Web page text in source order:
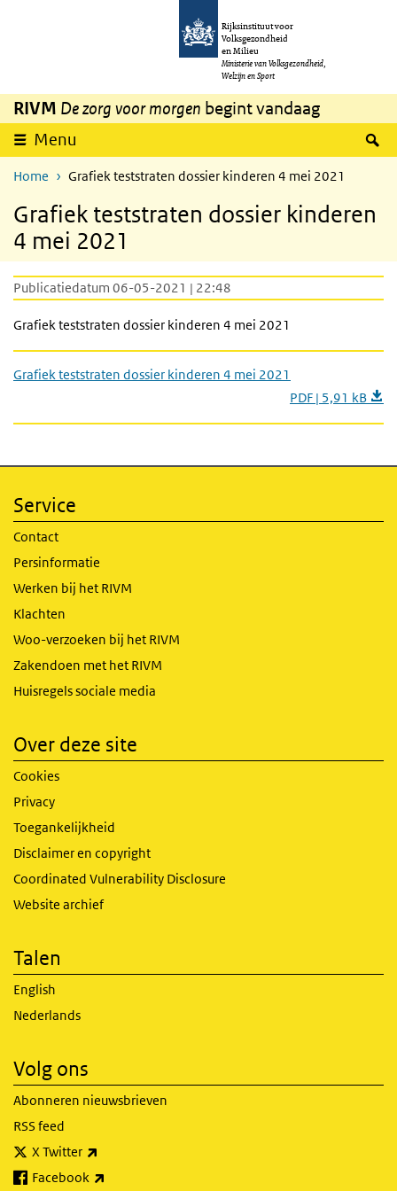
Overslaan en naar de inhoud gaan
Rijksinstituut voor
Volksgezondheid
en Milieu
Ministerie van Volksgezondheid,
Welzijn en Sport
RIVM De zorg voor morgen begint vandaag
Menu
Home Grafiek teststraten dossier kinderen 4 mei 2021
Grafiek teststraten dossier kinderen
4 mei 2021
Publicatiedatum 06-05-2021 | 22:48
Grafiek teststraten dossier kinderen 4 mei 2021
Grafiek teststraten dossier kinderen 4 mei 2021
PDF | 5,91 kB
Service
Contact
Persinformatie
Werken bij het RIVM
Klachten
Woo-verzoeken bij het RIVM
Zakendoen met het RIVM
Huisregels sociale media
Over deze site
Cookies
Privacy
Toegankelijkheid
Disclaimer en copyright
Coordinated Vulnerability Disclosure
Website archief
Talen
English
Nederlands
Volg ons
Abonneren nieuwsbrieven
RSS feed
X Twitter
Facebook